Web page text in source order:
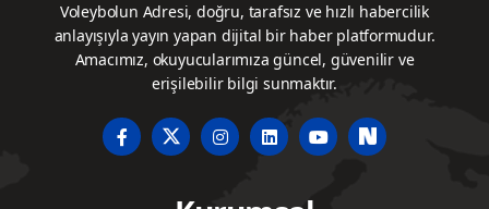
Voleybolun Adresi, doğru, tarafsız ve hızlı habercilik
anlayışıyla yayın yapan dijital bir haber platformudur.
Amacımız, okuyucularımıza güncel, güvenilir ve
erişilebilir bilgi sunmaktır.